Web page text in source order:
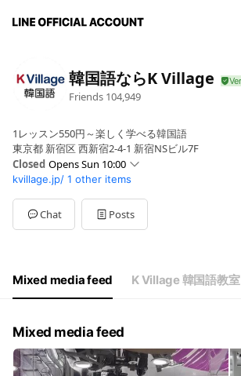
韓国語ならK Village
Friends 104,949
1レッスン550円～楽しく学べる韓国語
東京都 新宿区 西新宿2-4-1 新宿NSビル7F
Closed Opens Sun 10:00
Sun10:00 - 20:00
Mon10:00 - 21:00
Tue10:00 - 21:00
Wed10:00 - 21:00
Sat
10:00 - 20:00
年末年始休業（12/29～1/3）
kvillage.jp/ 1 other items
Chat Posts
Mixed media feed K Village 韓国語教室
Mixed media feed